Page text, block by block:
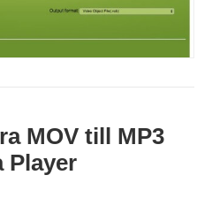
MOV till MP3
Player